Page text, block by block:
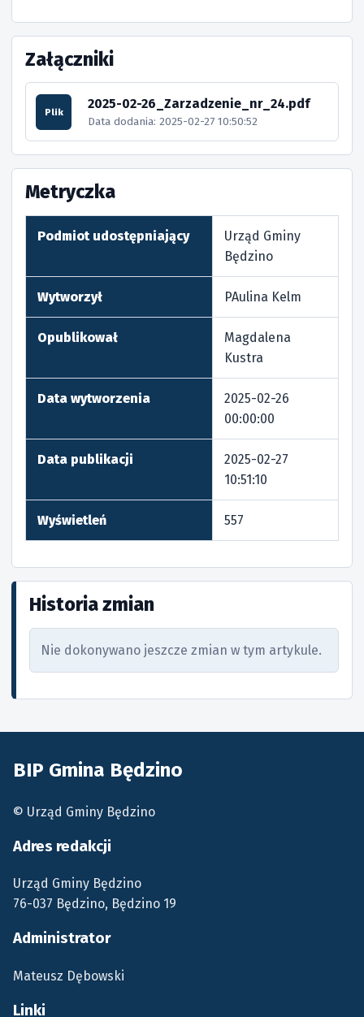
Załączniki
Plik
2025-02-26_Zarzadzenie_nr_24.pdf
Data dodania: 2025-02-27 10:50:52
Metryczka
Podmiot udostępniający
Urząd Gminy
Będzino
Wytworzył PAulina Kelm
Opublikował
Magdalena
Kustra
Data wytworzenia
2025-02-26
00:00:00
Data publikacji
2025-02-27
10:51:10
Wyświetleń 557
Historia zmian
Nie dokonywano jeszcze zmian w tym artykule.
BIP Gmina Będzino
© Urząd Gminy Będzino
Adres redakcji
Urząd Gminy Będzino
76-037 Będzino, Będzino 19
Administrator
Mateusz Dębowski
Linki